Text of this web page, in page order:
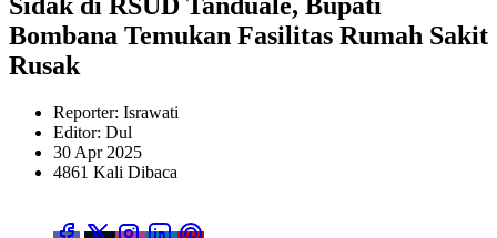
Bombana Temukan Fasilitas Rumah Sakit
Rusak
Reporter: Israwati
Editor: Dul
30 Apr 2025
4861 Kali Dibaca